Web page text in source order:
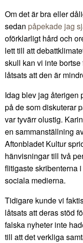
Om det är bra eller
sedan påpekade jag
oförklarligt hård och
lett till att
skull kan vi inte
låtsats att den är
Idag blev jag återigen
på de som diskuterar
var tyvärr olustig.
en sammanställning
Aftonbladet Kultur
hänvisningar till två
flitigaste skribenterna
sociala medierna.
Tidigare kunde vi
låtsats att deras stöd
falska nyheter inte
till att det verkliga